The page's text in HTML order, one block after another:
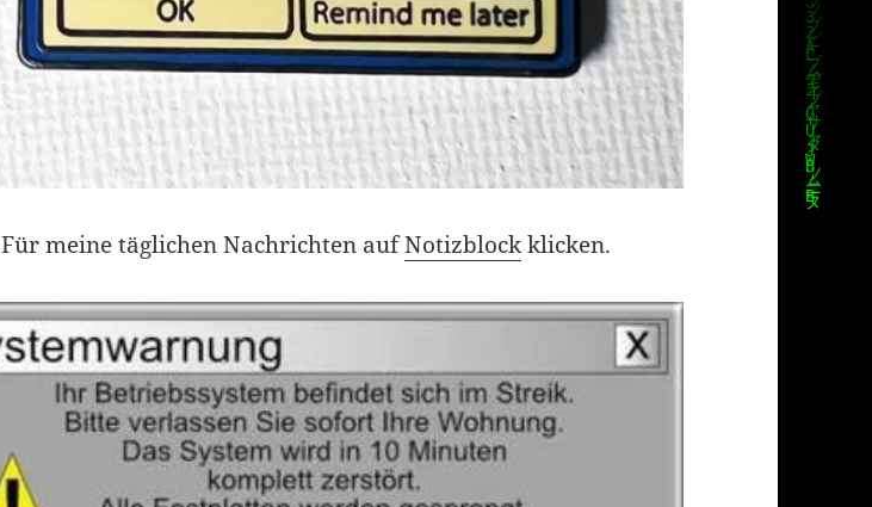
Für meine täglichen Nachrichten aufNotizblockklicken.